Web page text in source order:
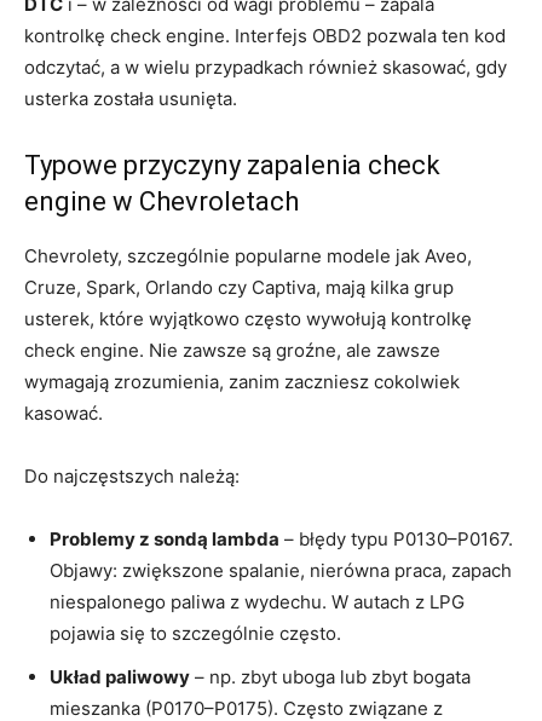
kontrolkę check engine. Interfejs OBD2 pozwala ten kod
odczytać, a w wielu przypadkach również skasować, gdy
usterka została usunięta.
Typowe przyczyny zapalenia check
engine w Chevroletach
Chevrolety, szczególnie popularne modele jak Aveo,
Cruze, Spark, Orlando czy Captiva, mają kilka grup
usterek, które wyjątkowo często wywołują kontrolkę
check engine. Nie zawsze są groźne, ale zawsze
wymagają zrozumienia, zanim zaczniesz cokolwiek
kasować.
Do najczęstszych należą:
Problemy z sondą lambda – błędy typu P0130–P0167.
Objawy: zwiększone spalanie, nierówna praca, zapach
niespalonego paliwa z wydechu. W autach z LPG
pojawia się to szczególnie często.
Układ paliwowy – np. zbyt uboga lub zbyt bogata
mieszanka (P0170–P0175). Często związane z